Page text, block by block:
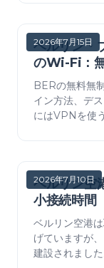
2026年7月15日
ベルリン・
のWi-Fi：
BERの無料無
イン方法、デ
にはVPNを使
2026年7月10日
ベルリン空
小接続時間
ベルリン空港
げていますが
建設されまし